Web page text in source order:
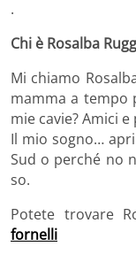
.
Chi è Rosalba
Mi chiamo
mamma a tempo
mie cavie? Amici
Il mio sogno…
Sud o perché no
so.
Potete trovare
fornelli